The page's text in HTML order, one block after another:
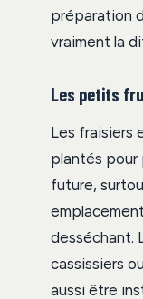
préparation
vraiment la
Les petits
Les fraisiers
plantés pour
future,
desséchant.
cassissiers
aussi être